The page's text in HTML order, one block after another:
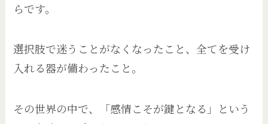
らです。
選択肢で迷うことがなくなったこと、全てを受け
入れる器が備わったこと。
その世界の中で、「感情こそが鍵となる」という